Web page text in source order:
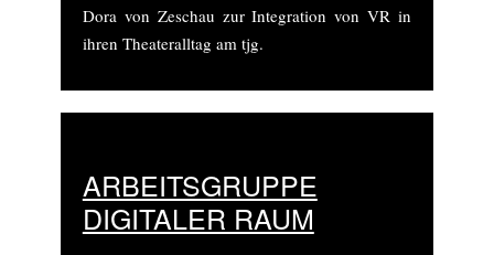
Dora von Zeschau zur Integration von VR in
ihren Theateralltag am tjg.
ARBEITSGRUPPE
DIGITALER RAUM